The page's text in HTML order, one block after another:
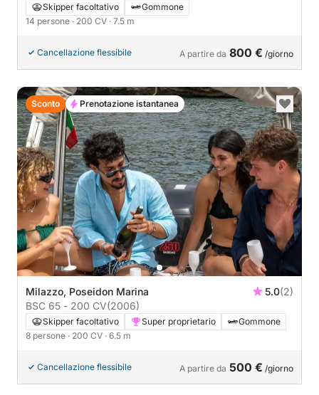
Skipper facoltativo
Gommone
14 persone · 200 CV · 7.5 m
Cancellazione flessibile A partire da 800 € /giorno
Milazzo, Poseidon Marina 5.0(2)
BSC 65 - 200 CV(2006)
Skipper facoltativo Super proprietario
Gommone
8 persone · 200 CV · 6.5 m
Cancellazione flessibile A partire da 500 € /giorno
Sconto Prenotazione istantanea